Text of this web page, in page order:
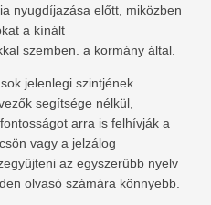
nyugdíjazása előtt, miközben
a kínált
szemben. a kormány által.
jelenlegi szintjének
segítsége nélkül,
arra is felhívják a
vagy a jelzálog
az egyszerűbb nyelv
olvasó számára könnyebb.